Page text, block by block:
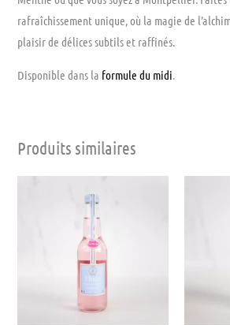
rafraîchissement unique, où la magie de
plaisir de délices subtils et raffinés.
Disponible dans la formule du midi.
Produits similaires